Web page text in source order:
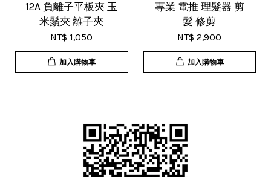
12A 負離子平板夾 玉
米鬚夾 離子夾
NT$ 1,050
加入購物車
專業 電推 理髮器 剪
髮 修剪
NT$ 2,900
加入購物車